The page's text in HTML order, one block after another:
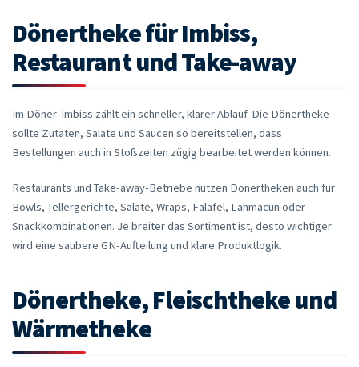
Dönertheke für Imbiss,
Restaurant und Take-away
Im Döner-Imbiss zählt ein schneller, klarer Ablauf. Die Dönertheke
sollte Zutaten, Salate und Saucen so bereitstellen, dass
Bestellungen auch in Stoßzeiten zügig bearbeitet werden können.
Restaurants und Take-away-Betriebe nutzen Dönertheken auch für
Bowls, Tellergerichte, Salate, Wraps, Falafel, Lahmacun oder
Snackkombinationen. Je breiter das Sortiment ist, desto wichtiger
wird eine saubere GN-Aufteilung und klare Produktlogik.
Dönertheke, Fleischtheke und
Wärmetheke